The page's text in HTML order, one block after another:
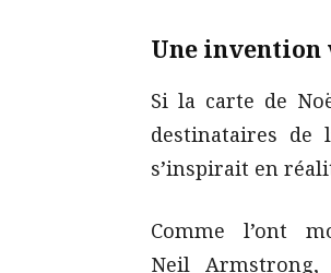
Une invention
Si la carte de
destinataires de
s’inspirait en
Comme l’ont
Neil